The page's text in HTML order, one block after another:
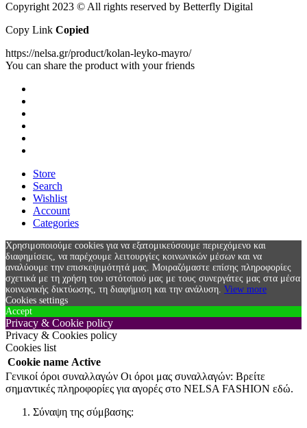
Copyright 2023 © All rights reserved by Betterfly Digital
Copy Link Copied
https://nelsa.gr/product/kolan-leyko-mayro/
You can share the product with your friends
Store
Search
Wishlist
Account
Categories
Χρησιμοποιούμε cookies για να εξατομικεύσουμε περιεχόμενο και
διαφημίσεις, να παρέχουμε λειτουργίες κοινωνικών μέσων και να
αναλύουμε την επισκεψιμότητά μας. Μοιραζόμαστε επίσης πληροφορίες
σχετικά με τη χρήση του ιστότοπού μας με τους συνεργάτες μας στα μέσα
κοινωνικής δικτύωσης, τη διαφήμιση και την ανάλυση. View more
Cookies settings
Accept
Privacy & Cookie policy
Privacy & Cookies policy
Cookies list
Cookie name Active
Γενικοί όροι συναλλαγών Οι όροι μας συναλλαγών: Βρείτε
σημαντικές πληροφορίες για αγορές στο NELSA FASHION εδώ.
Σύναψη της σύμβασης: